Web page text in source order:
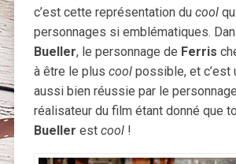
c’est cette représentation du cool
personnages si emblématiques.
Bueller, le personnage de Ferris
à être le plus coolpossible, et c’est
aussi bien réussie par le
réalisateur du film étant donné que
Bueller est cool!